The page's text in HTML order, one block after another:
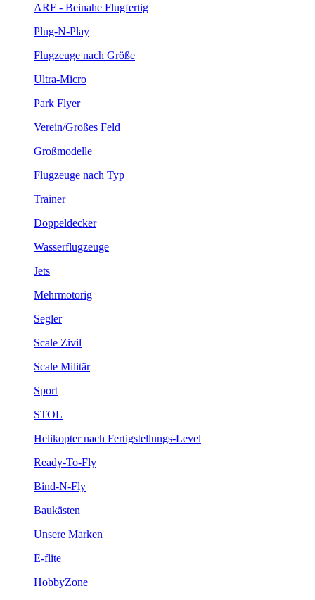
ARF - Beinahe Flugfertig
Plug-N-Play
Flugzeuge nach Größe
Ultra-Micro
Park Flyer
Verein/Großes Feld
Großmodelle
Flugzeuge nach Typ
Trainer
Doppeldecker
Wasserflugzeuge
Jets
Mehrmotorig
Segler
Scale Zivil
Scale Militär
Sport
STOL
Helikopter nach Fertigstellungs-Level
Ready-To-Fly
Bind-N-Fly
Baukästen
Unsere Marken
E-flite
HobbyZone